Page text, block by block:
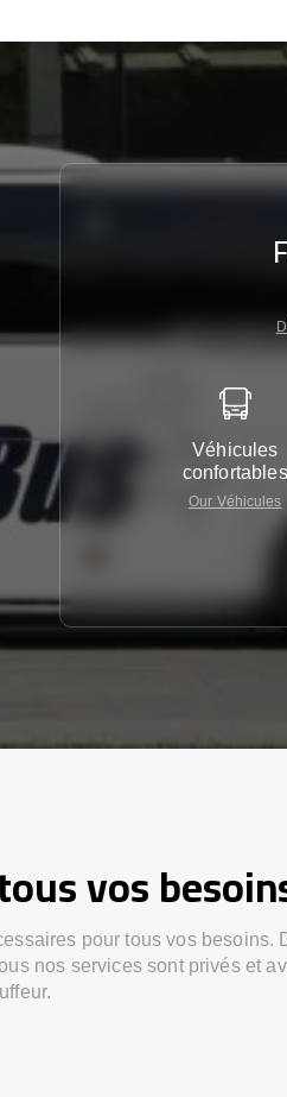
Véhicules
confortables
Our Véhicules
vos
pour tous vos besoins.
nos services sont privés et